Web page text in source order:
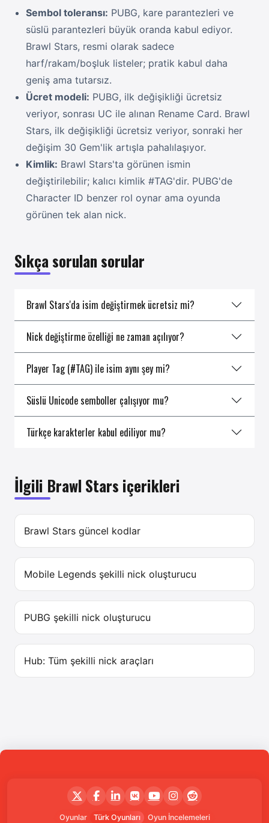
Sembol toleransı: PUBG, kare parantezleri ve
süslü parantezleri büyük oranda kabul ediyor.
Brawl Stars, resmi olarak sadece
harf/rakam/boşluk listeler; pratik kabul daha
geniş ama tutarsız.
Ücret modeli: PUBG, ilk değişikliği ücretsiz
veriyor, sonrası UC ile alınan Rename Card. Brawl
Stars, ilk değişikliği ücretsiz veriyor, sonraki her
değişim 30 Gem'lik artışla pahalılaşıyor.
Kimlik: Brawl Stars'ta görünen ismin
değiştirilebilir; kalıcı kimlik #TAG'dir. PUBG'de
Character ID benzer rol oynar ama oyunda
görünen tek alan nick.
Sıkça sorulan sorular
Brawl Stars'da isim değiştirmek ücretsiz mi?
Nick değiştirme özelliği ne zaman açılıyor?
Player Tag (#TAG) ile isim aynı şey mi?
Süslü Unicode semboller çalışıyor mu?
Türkçe karakterler kabul ediliyor mu?
İlgili Brawl Stars içerikleri
Brawl Stars güncel kodlar
Mobile Legends şekilli nick oluşturucu
PUBG şekilli nick oluşturucu
Hub: Tüm şekilli nick araçları
Oyunlar Türk Oyunları
Oyun İncelemeleri